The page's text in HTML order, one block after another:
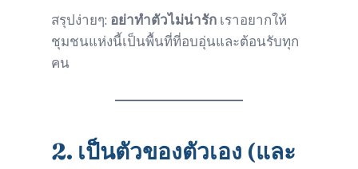
สรุปง่ายๆ: อย่าทำตัวไม่น่ารัก เราอยากให้
ชุมชนแห่งนี้เป็นพื้นที่ที่อบอุ่นและต้อนรับทุก
คน
2. เป็นตัวของตัวเอง (และ